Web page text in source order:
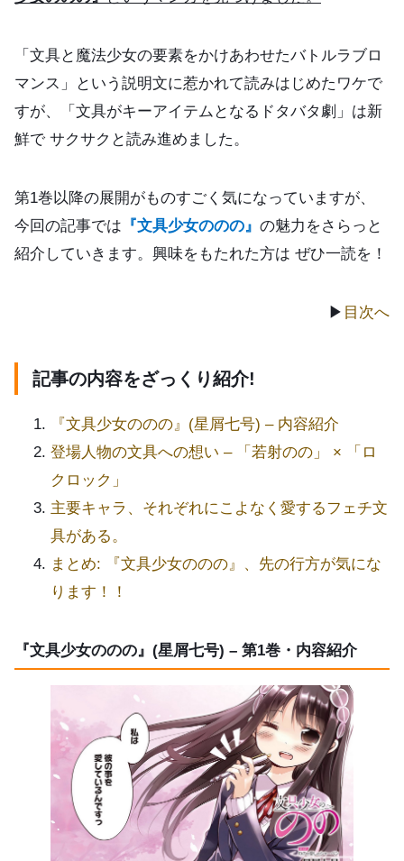
「文具と魔法少女の要素をかけあわせたバトルラブロ
マンス」という説明文に惹かれて読みはじめたワケで
すが、「文具がキーアイテムとなるドタバタ劇」は新
鮮で サクサクと読み進めました。
第1巻以降の展開がものすごく気になっていますが、
今回の記事では 『文具少女ののの』 の魅力をさらっと
紹介していきます。興味をもたれた方は ぜひ一読を！
▶ 目次へ
記事の内容をざっくり紹介!
『文具少女ののの』(星屑七号) – 内容紹介
登場人物の文具への想い – 「若射のの」 × 「ロ
クロック」
主要キャラ、それぞれにこよなく愛するフェチ文
具がある。
まとめ: 『文具少女ののの』、先の行方が気にな
ります！！
『文具少女ののの』(星屑七号) – 第1巻・内容紹介